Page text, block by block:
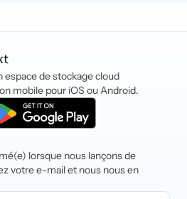
espace de stockage cloud
mobile pour iOS ou Android.
lorsque nous lançons de
votre e-mail et nous nous en